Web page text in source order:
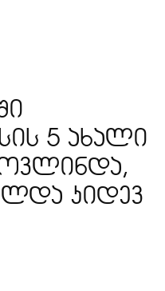
5 ახალი
კიდევ